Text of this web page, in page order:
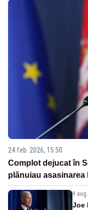
24 feb. 2026, 15:50
Complot dejucat în
plănuiau asasinarea
9
Joe